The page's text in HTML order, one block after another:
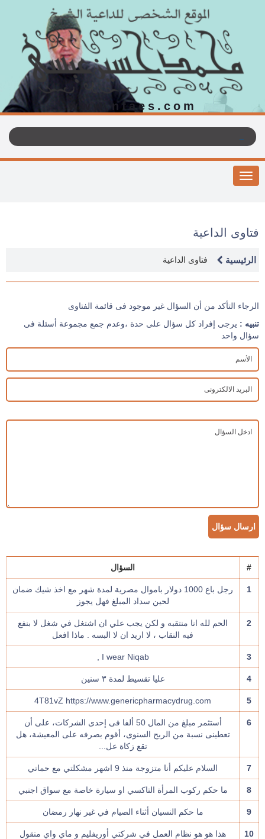
www.nfaes.com
Toggle
navigation
فتاوى الداعية
الرئيسية فتاوى الداعية
الرجاء التأكد من أن السؤال غير موجود فى قائمة الفتاوى
تنبيه : يرجى إفراد كل سؤال على حدة ،وعدم جمع مجموعة أسئلة فى
سؤال واحد
# السؤال
1
رجل باع 1000 دولار باموال مصرية لمدة شهر مع اخذ شيك ضمان
لحين سداد المبلغ فهل يجوز
2
الحم لله انا منتقبه و لكن يجب علي ان اشتغل في شغل لا بنفع
فيه النقاب ، لا اريد ان لا البسه . ماذا افعل
3
I wear Niqab ,
4 عليا تقسيط لمدة ٣ سنين
5
4T81vZ https://www.genericpharmacydrug.com
6
أستثمر مبلغ من المال 50 ألفا فى إحدى الشركات، على أن
تعطينى نسبة من الربح السنوى، أقوم بصرفه على المعيشة، هل
تقع زكاة عل...
7 السلام عليكم أنا متزوجة منذ 9 اشهر مشكلتي مع حماتي
8 ما حكم ركوب المرأة التاكسي او سيارة خاصة مع سواق اجنبي
9 ما حكم النسيان أثناء الصيام في غير نهار رمضان
10
هذا هو هو نظام العمل في شركتي أوريفليم و ماي واي منقول